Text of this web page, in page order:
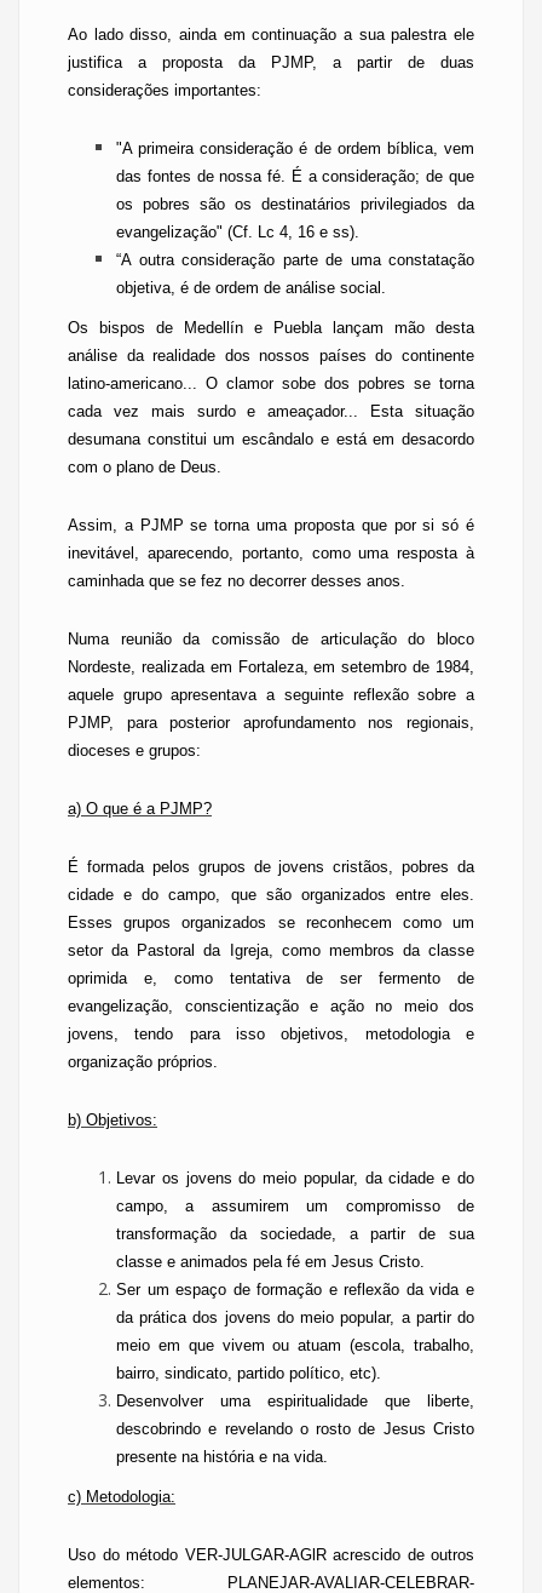
Ao lado disso, ainda em continuação a sua palestra ele
justifica a proposta da PJMP, a partir de duas
considerações importantes:
"A primeira consideração é de ordem bíblica, vem
das fontes de nossa fé. É a consideração; de que
os pobres são os destinatários privilegiados da
evangelização" (Cf. Lc 4, 16 e ss).
“A outra consideração parte de uma constatação
objetiva, é de ordem de análise social.
Os bispos de Medellín e Puebla lançam mão desta
análise da realidade dos nossos países do continente
latino-americano... O clamor sobe dos pobres se torna
cada vez mais surdo e ameaçador... Esta situação
desumana constitui um escândalo e está em desacordo
com o plano de Deus.
Assim, a PJMP se torna uma proposta que por si só é
inevitável, aparecendo, portanto, como uma resposta à
caminhada que se fez no decorrer desses anos.
Numa reunião da comissão de articulação do bloco
Nordeste, realizada em Fortaleza, em setembro de 1984,
aquele grupo apresentava a seguinte reflexão sobre a
PJMP, para posterior aprofundamento nos regionais,
dioceses e grupos:
a) O que é a PJMP?
É formada pelos grupos de jovens cristãos, pobres da
cidade e do campo, que são organizados entre eles.
Esses grupos organizados se reconhecem como um
setor da Pastoral da Igreja, como membros da classe
oprimida e, como tentativa de ser fermento de
evangelização, conscientização e ação no meio dos
jovens, tendo para isso objetivos, metodologia e
organização próprios.
b) Objetivos:
Levar os jovens do meio popular, da cidade e do
campo, a assumirem um compromisso de
transformação da sociedade, a partir de sua
classe e animados pela fé em Jesus Cristo.
Ser um espaço de formação e reflexão da vida e
da prática dos jovens do meio popular, a partir do
meio em que vivem ou atuam (escola, trabalho,
bairro, sindicato, partido político, etc).
Desenvolver uma espiritualidade que liberte,
descobrindo e revelando o rosto de Jesus Cristo
presente na história e na vida.
c) Metodologia:
Uso do método VER-JULGAR-AGlR acrescido de outros
elementos: PLANEJAR-AVALIAR-CELEBRAR-